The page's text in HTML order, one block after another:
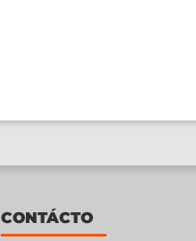
CONTÁCTO